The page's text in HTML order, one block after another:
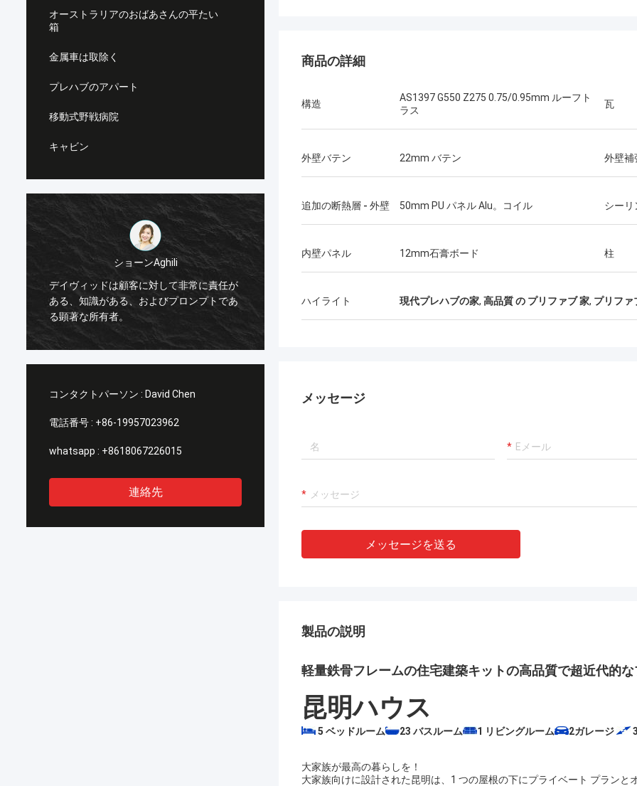
オーストラリアのおばあさんの平たい
箱
金属車は取除く
プレハブのアパート
移動式野戦病院
キャビン
ショーンAghili
デイヴィッドは顧客に対して非常に責任が
ある、知識がある、およびプロンプトであ
る顕著な所有者。
ミハエル ケルン
ィープブルー・海底神話Smarthouseから
のデイヴィッドを-組み立てられて推薦し世
界中どこでも出荷することができる解決を
ギャリ
Deepblueのチームワー
り、責任がある、私は
コンタクトパーソン : David Chen
電話番号 : +86-19957023962
whatsapp : +8618067226015
連絡先
商品の詳細
構造
AS1397 G550 Z275 0.75/0.95mm ルーフト
ラス
瓦
外壁バテン 22mm バテン 外壁補
追加の断熱層 - 外壁 50mm PU パネル Alu。コイル シーリ
内壁パネル 12mm石膏ボード 柱
ハイライト 現代プレハブの家, 高品質 の プリファブ 家, プリファ
メッセージ
メッセージを送る
製品の説明
軽量鉄骨フレームの住宅建築キットの高品質で超近代的
昆明ハウス
5 ベッドルーム 23 バスルーム 1 リビングルーム 2ガレージ
大家族が最高の暮らしを！
大家族向けに設計された昆明は、1 つの屋根の下にプライベート プラン